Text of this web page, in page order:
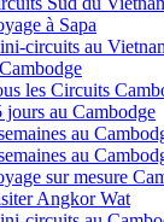
à Sapa
circuits au
les Circuits
jours au Cambodge
au
au
sur mesure
Angkor Wat